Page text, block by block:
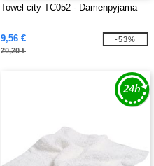
Towel city TC052 - Damenpyjama
9,56 €
20,20 €
-53%